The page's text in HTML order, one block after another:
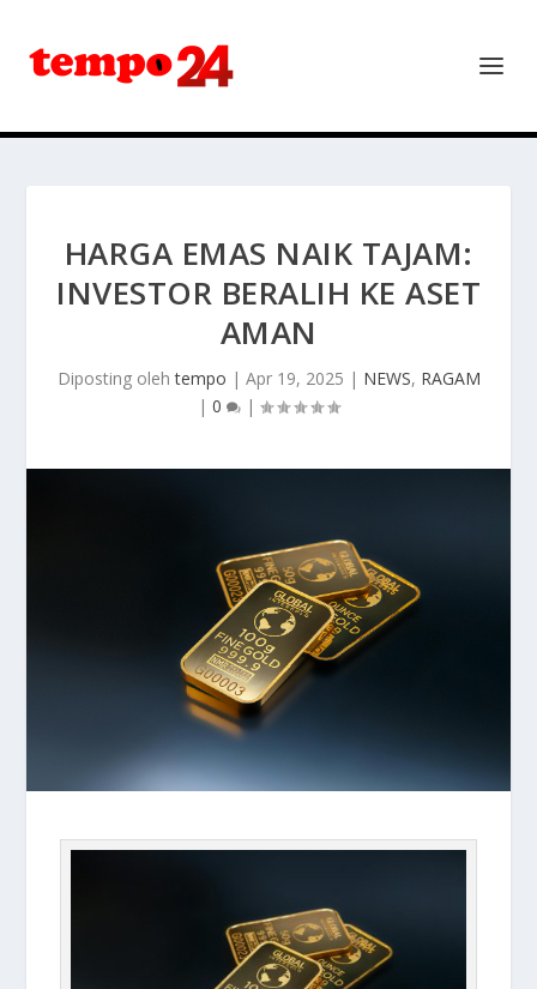
HARGA EMAS NAIK TAJAM:
INVESTOR BERALIH KE ASET
AMAN
Diposting olehtempo | Apr 19, 2025 | NEWS, RAGAM
| 0 |